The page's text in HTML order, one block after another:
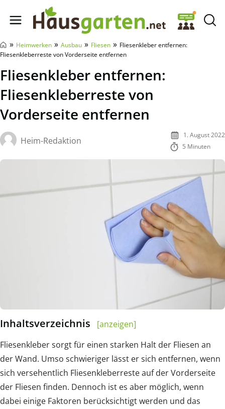
Hausgarten.net
» Heimwerken » Ausbau » Fliesen » Fliesenkleber entfernen:
Fliesenkleberreste von Vorderseite entfernen
Fliesenkleber entfernen:
Fliesenkleberreste von
Vorderseite entfernen
Heim-Redaktion
1. August 2022
5 Minuten
Inhaltsverzeichnis
[anzeigen]
Fliesenkleber sorgt für einen starken Halt der Fliesen an
der Wand. Umso schwieriger lässt er sich entfernen, wenn
sich versehentlich Fliesenkleberreste auf der Vorderseite
der Fliesen finden. Dennoch ist es aber möglich, wenn
dabei einige Faktoren berücksichtigt werden und das